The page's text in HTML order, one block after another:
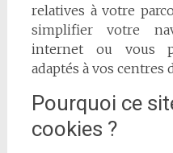
relatives à votre
simplifier votre
internet ou vous
adaptés à vos centres
Pourquoi ce
cookies ?